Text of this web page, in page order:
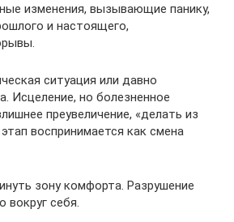
изменения, вызывающие панику,
и настоящего,
ситуация или давно
Исцеление, но болезненное
преувеличение, «делать из
воспринимается как смена
зону комфорта. Разрушение
вокруг себя.